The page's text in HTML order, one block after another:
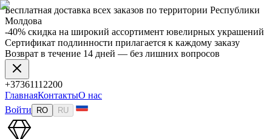
Бесплатная доставка всех заказов по территории Республики
Молдова
-40% скидка на широкий ассортимент ювелирных украшений
Сертификат подлинности прилагается к каждому заказу
Возврат в течение 14 дней — без лишних вопросов
+37361112200
ГлавнаяКонтактыО нас
Войти
RO RU